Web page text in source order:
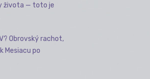
života — toto je
Obrovský rachot,
Mesiacu po